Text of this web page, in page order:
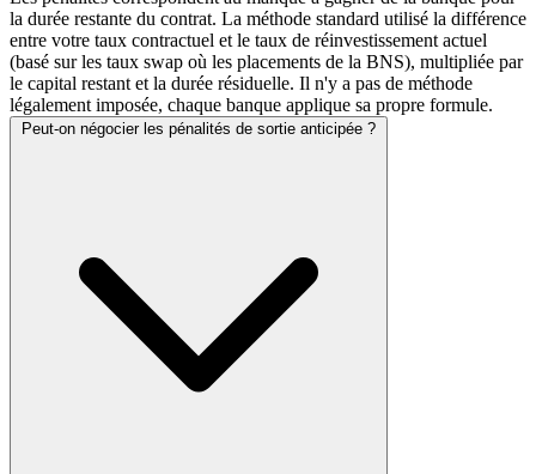
la durée restante du contrat. La méthode standard utilisé la différence
entre votre taux contractuel et le taux de réinvestissement actuel
(basé sur les taux swap où les placements de la BNS), multipliée par
le capital restant et la durée résiduelle. Il n'y a pas de méthode
légalement imposée, chaque banque applique sa propre formule.
Peut-on négocier les pénalités de sortie anticipée ?